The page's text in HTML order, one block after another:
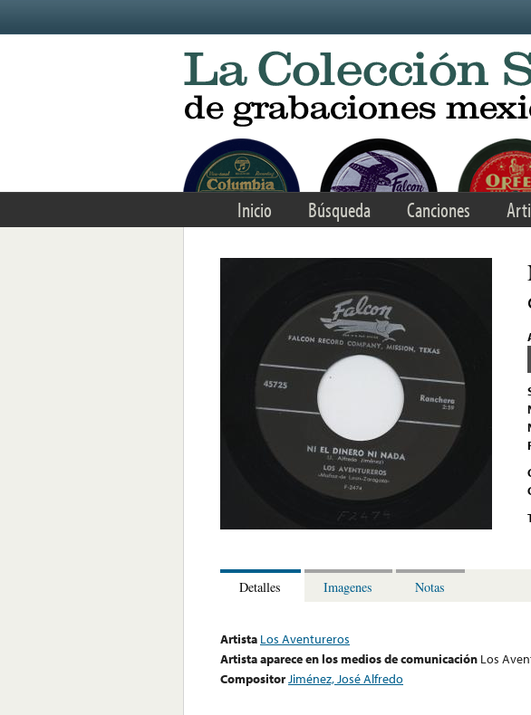
Inicio Búsqueda Canciones
Detalles Imagenes Notas
Artista Los Aventureros
Artista aparece en los medios de comunicación Los
CompositorJiménez, José Alfredo